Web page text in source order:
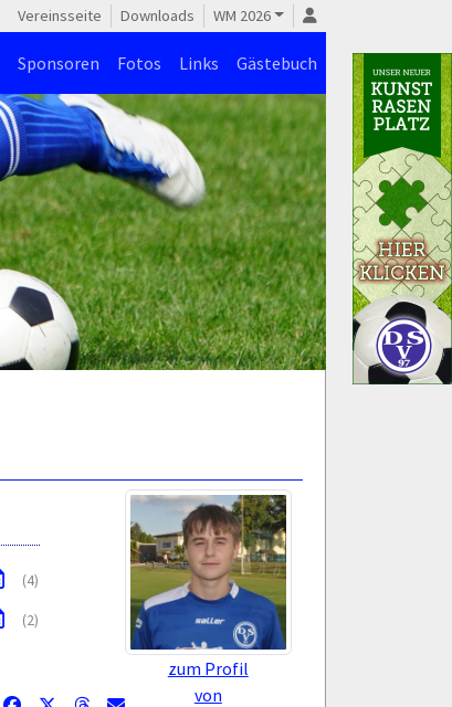
Vereinsseite Downloads WM 2026
Sponsoren Fotos Links Gästebuch
zum Profil
von
(4)
(2)